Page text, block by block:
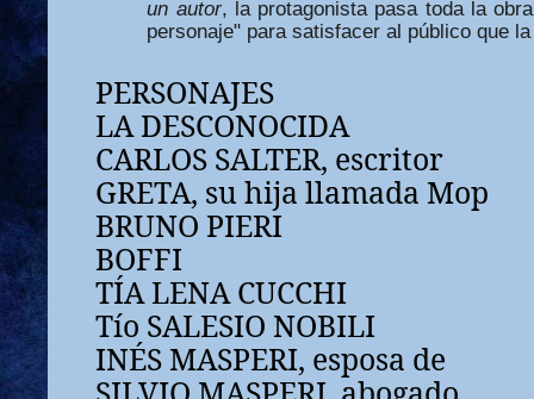
un autor, la protagonista pasa toda la
personaje" para satisfacer al público que
PERSONAJES
LA DESCONOCIDA
CARLOS SALTER, escritor
GRETA, su hija llamada Mop
BRUNO PIERI
BOFFI
TÍA LENA CUCCHI
Tío SALESIO NOBILI
INÉS MASPERI, esposa de